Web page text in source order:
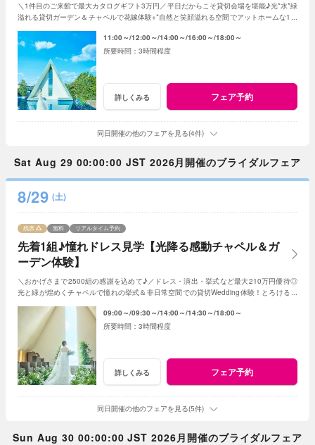
＼1件目のご来館で最大カタログギフト3万円／平日だからこそ貸切会場を堪能♪光*水*緑
溢れる貸切ガーデン＆チャペルで花嫁体験+*自然と笑顔溢れる空間でアットホームな1日
11:00～ 12:00～ 14:00～ 16:00～ 18:00～
3時間程度
詳しくみる フェア予約
同日開催の他のフェアを見る(4件)
Sat Aug 29 00:00:00 JST 2026月開催のブライダルフェア
8/29 (土)
先着1組♪憧れドレス見学【光降る感動チャペル＆ガ
ーデン体験】
残席 無料 リアルタイム予約
＼おかげさまで2500組の感謝を込めて♪／ドレス・演出・挙式など最大210万円優待◎
光と緑が煌めくチャペルで憧れの挙式＆非日常空間での貸切Wedding体験！とろける和
09:00～ 09:30～ 14:00～ 14:30～ 18:00～
3時間程度
詳しくみる フェア予約
同日開催の他のフェアを見る(5件)
Sun Aug 30 00:00:00 JST 2026月開催のブライダルフェア